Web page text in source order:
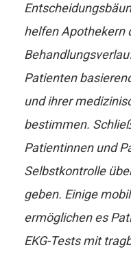
helfen Apothekern
Patienten
und ihrer
bestimmen.
Patientinnen und
Selbstkontrolle
geben. Einige
ermöglichen es
EKG-Tests mit